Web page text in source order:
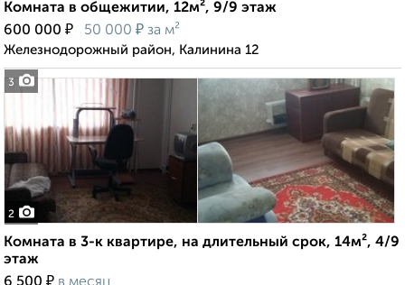
3
Комната в общежитии, 12м², 9/9 этаж
600 000 ₽ 50 000 ₽ за м²
Железнодорожный район, Калинина 12
2
Комната в 3-к квартире, на длительный срок, 14м², 4/9
этаж
₽